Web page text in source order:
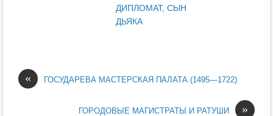
ДИПЛОМАТ, СЫН
ДЬЯКА
« ГОСУДАРЕВА МАСТЕРСКАЯ ПАЛАТА (1495—1722)
»
ГОРОДОВЫЕ МАГИСТРАТЫ И РАТУШИ